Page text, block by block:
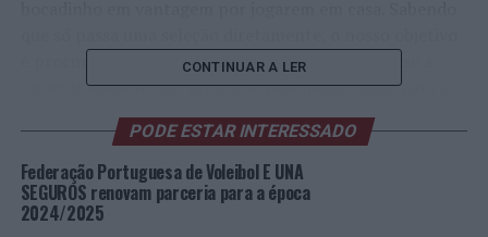
é procurarmos ser competitivos de forma a que, se a
oportunidade surgir, lutarmos pela qualificação para a
fase final. Sabemos que vai ser difícil, pois até a própria
Suíça não aparece aqui, este ano, por acaso, já que
normalmente não participa nas qualificações, sendo
uma seleção que tem as suas valências e competências e
o seu mérito”.
CONTINUAR A LER
PODE ESTAR INTERESSADO
Federação Portuguesa de Voleibol E UNA
SEGUROS renovam parceria para a época
2024/2025